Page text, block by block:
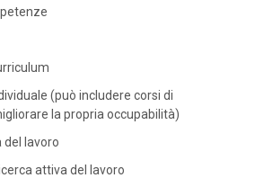
(può includere corsi di
la propria occupabilità)
del lavoro
attiva del lavoro